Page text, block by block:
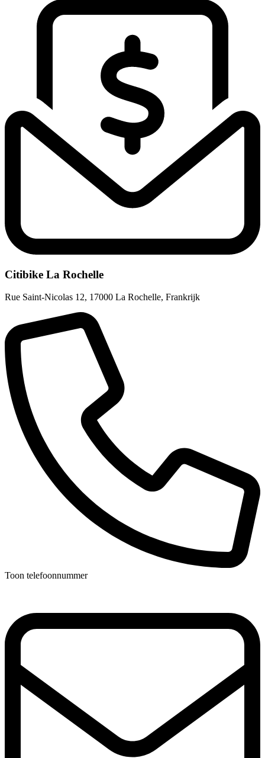
Citibike La Rochelle
Rue Saint-Nicolas 12, 17000 La Rochelle, Frankrijk
Toon telefoonnummer